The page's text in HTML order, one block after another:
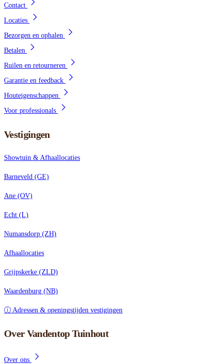
Contact
Locaties
Bezorgen en ophalen
Betalen
Ruilen en retourneren
Garantie en feedback
Houteigenschappen
Voor professionals
Vestigingen
Showtuin & Afhaallocaties
Barneveld (GE)
Ane (OV)
Echt (L)
Numansdorp (ZH)
Afhaallocaties
Grijpskerke (ZLD)
Waardenburg (NB)
ⓘ Adressen & openingstijden vestigingen
Over Vandentop Tuinhout
Over ons